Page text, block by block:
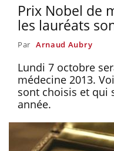
Prix Nobel de
les lauréats
Par Arnaud Aubry
Lundi 7 octobre
médecine 2013.
sont choisis et qui
année.